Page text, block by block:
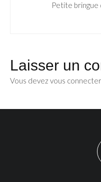
Petite bringue
Laisser un
Vous devez vous connecter